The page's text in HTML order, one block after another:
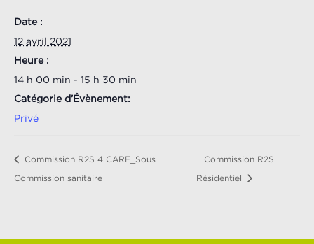
Date :
12 avril 2021
Heure :
14 h 00 min - 15 h 30 min
Catégorie d’Évènement:
Privé
Commission R2S 4 CARE_Sous
Commission sanitaire
Commission R2S
Résidentiel